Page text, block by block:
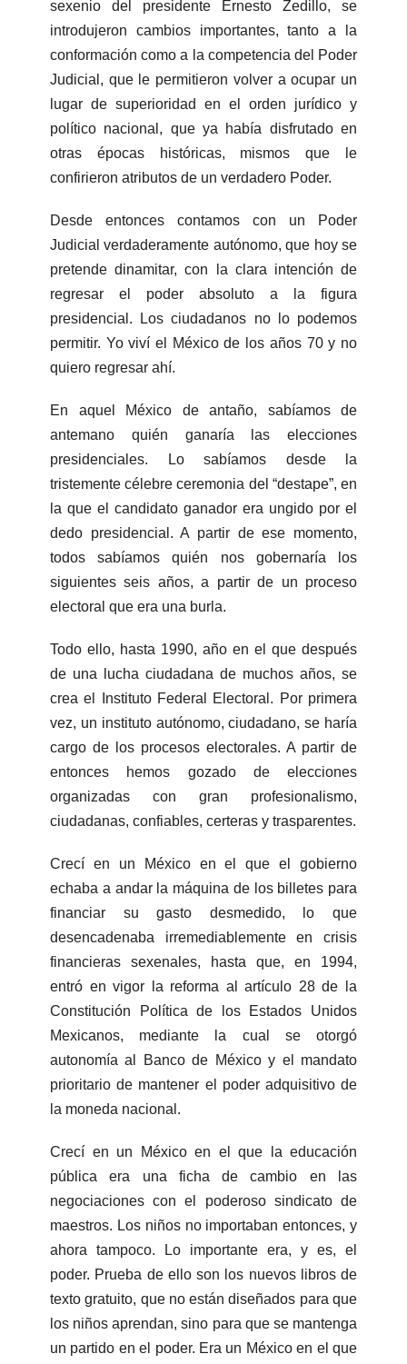
sexenio del presidente Ernesto Zedillo, se
introdujeron cambios importantes, tanto a la
conformación como a la competencia del Poder
Judicial, que le permitieron volver a ocupar un
lugar de superioridad en el orden jurídico y
político nacional, que ya había disfrutado en
otras épocas históricas, mismos que le
confirieron atributos de un verdadero Poder.
Desde entonces contamos con un Poder
Judicial verdaderamente autónomo, que hoy se
pretende dinamitar, con la clara intención de
regresar el poder absoluto a la figura
presidencial. Los ciudadanos no lo podemos
permitir. Yo viví el México de los años 70 y no
quiero regresar ahí.
En aquel México de antaño, sabíamos de
antemano quién ganaría las elecciones
presidenciales. Lo sabíamos desde la
tristemente célebre ceremonia del “destape”, en
la que el candidato ganador era ungido por el
dedo presidencial. A partir de ese momento,
todos sabíamos quién nos gobernaría los
siguientes seis años, a partir de un proceso
electoral que era una burla.
Todo ello, hasta 1990, año en el que después
de una lucha ciudadana de muchos años, se
crea el Instituto Federal Electoral. Por primera
vez, un instituto autónomo, ciudadano, se haría
cargo de los procesos electorales. A partir de
entonces hemos gozado de elecciones
organizadas con gran profesionalismo,
ciudadanas, confiables, certeras y trasparentes.
Crecí en un México en el que el gobierno
echaba a andar la máquina de los billetes para
financiar su gasto desmedido, lo que
desencadenaba irremediablemente en crisis
financieras sexenales, hasta que, en 1994,
entró en vigor la reforma al artículo 28 de la
Constitución Política de los Estados Unidos
Mexicanos, mediante la cual se otorgó
autonomía al Banco de México y el mandato
prioritario de mantener el poder adquisitivo de
la moneda nacional.
Crecí en un México en el que la educación
pública era una ficha de cambio en las
negociaciones con el poderoso sindicato de
maestros. Los niños no importaban entonces, y
ahora tampoco. Lo importante era, y es, el
poder. Prueba de ello son los nuevos libros de
texto gratuito, que no están diseñados para que
los niños aprendan, sino para que se mantenga
un partido en el poder. Era un México en el que